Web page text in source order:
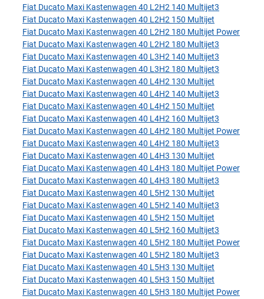
Fiat Ducato Maxi Kastenwagen 40 L2H2 140 Multijet3
Fiat Ducato Maxi Kastenwagen 40 L2H2 150 Multijet
Fiat Ducato Maxi Kastenwagen 40 L2H2 180 Multijet Power
Fiat Ducato Maxi Kastenwagen 40 L2H2 180 Multijet3
Fiat Ducato Maxi Kastenwagen 40 L3H2 140 Multijet3
Fiat Ducato Maxi Kastenwagen 40 L3H2 180 Multijet3
Fiat Ducato Maxi Kastenwagen 40 L4H2 130 Multijet
Fiat Ducato Maxi Kastenwagen 40 L4H2 140 Multijet3
Fiat Ducato Maxi Kastenwagen 40 L4H2 150 Multijet
Fiat Ducato Maxi Kastenwagen 40 L4H2 160 Multijet3
Fiat Ducato Maxi Kastenwagen 40 L4H2 180 Multijet Power
Fiat Ducato Maxi Kastenwagen 40 L4H2 180 Multijet3
Fiat Ducato Maxi Kastenwagen 40 L4H3 130 Multijet
Fiat Ducato Maxi Kastenwagen 40 L4H3 180 Multijet Power
Fiat Ducato Maxi Kastenwagen 40 L4H3 180 Multijet3
Fiat Ducato Maxi Kastenwagen 40 L5H2 130 Multijet
Fiat Ducato Maxi Kastenwagen 40 L5H2 140 Multijet3
Fiat Ducato Maxi Kastenwagen 40 L5H2 150 Multijet
Fiat Ducato Maxi Kastenwagen 40 L5H2 160 Multijet3
Fiat Ducato Maxi Kastenwagen 40 L5H2 180 Multijet Power
Fiat Ducato Maxi Kastenwagen 40 L5H2 180 Multijet3
Fiat Ducato Maxi Kastenwagen 40 L5H3 130 Multijet
Fiat Ducato Maxi Kastenwagen 40 L5H3 150 Multijet
Fiat Ducato Maxi Kastenwagen 40 L5H3 180 Multijet Power